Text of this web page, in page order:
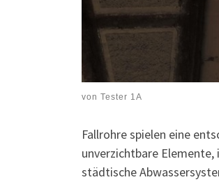
von Tester 1A
Fallrohre spielen eine
unverzichtbare
städtische